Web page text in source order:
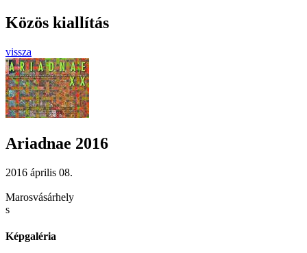
Közös kiallítás
vissza
Ariadnae 2016
2016 április 08.
Marosvásárhely
s
Képgaléria